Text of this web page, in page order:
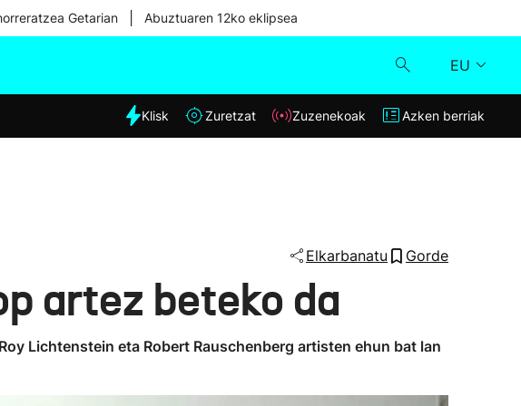
Getarian Abuztuaren 12ko eklipsea
EU
Eguraldia
Klisk
Klisk Zuretzat Zuzenekoak Azken berriak
Elkarbanatu Gorde
artez beteko da
Lichtenstein eta Robert Rauschenberg artisten ehun bat lan